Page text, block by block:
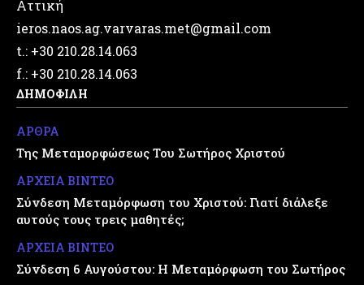
Αττική
ieros.naos.ag.varvaras.met@gmail.com
t.: +30 210.28.14.063
f.: +30 210.28.14.063
ΔΗΜΟΦΙΛΗ
ΑΡΘΡΑ
Της Μεταμορφώσεως Του Σωτήρος Χριστού
ΑΡΧΕΙΑ ΒΙΝΤΕΟ
Σύνδεση Μεταμόρφωση του Χριστού: Γιατί διάλεξε
αυτούς τους τρεις μαθητές;
ΑΡΧΕΙΑ ΒΙΝΤΕΟ
Σύνδεση 6 Αυγούστου: Η Μεταμόρφωση του Σωτήρος